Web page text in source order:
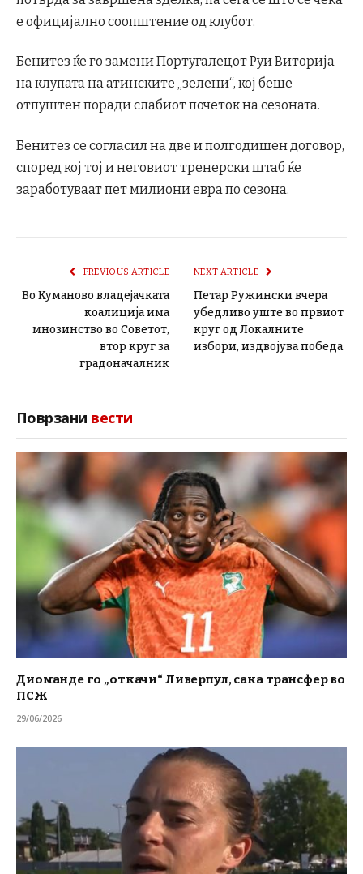
е официјално соопштение од клубот.
Бенитез ќе го замени Португалецот Руи Виторија
на клупата на атинските „зелени“, кој беше
отпуштен поради слабиот почеток на сезоната.
Бенитез се согласил на две и полгодишен договор,
според кој тој и неговиот тренерски штаб ќе
заработуваат пет милиони евра по сезона.
PREVIOUS ARTICLE
Во Куманово владеjачката
коалиција има
мнозинство во Советот,
втор круг за
градоначалник
NEXT ARTICLE
Петар Ружински вчера
убедливо уште во првиот
круг од Локалните
избори, издвојува победа
Поврзани вести
Диоманде го „откачи“ Ливерпул, сака трансфер во
ПСЖ
29/06/2026